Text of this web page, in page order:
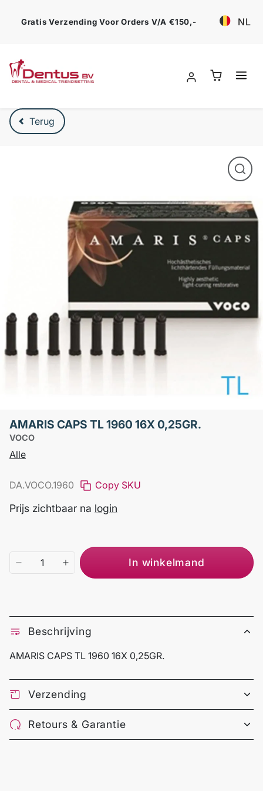
Gratis Verzending Voor Orders V/a €150,- NL
Verder naar product beschrijving
Terug
AMARIS CAPS TL 1960 16X 0,25GR.
VOCO
Alle
DA.VOCO.1960 Copy SKU
Prijs zichtbaar na login
In winkelmand
Beschrijving
AMARIS CAPS TL 1960 16X 0,25GR.
Verzending
Retours & Garantie